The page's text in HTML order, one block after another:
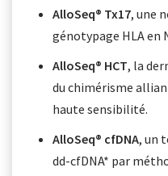
AlloSeq® Tx17, une
génotypage HLA en
AlloSeq® HCT, la
du chimérisme
haute sensibilité.
AlloSeq® cfDNA, un
dd-cfDNA* par